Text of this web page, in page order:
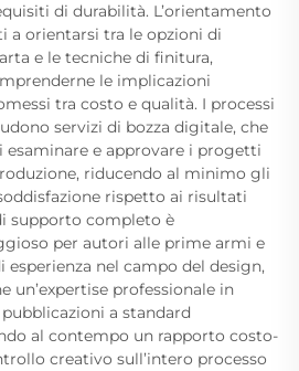
di durabilità. L’orientamento
a orientarsi tra le opzioni di
e le tecniche di finitura,
le implicazioni
tra costo e qualità. I processi
servizi di bozza digitale, che
e approvare i progetti
riducendo al minimo gli
rispetto ai risultati
supporto completo è
per autori alle prime armi e
esperienza nel campo del design,
un’expertise professionale in
a standard
al contempo un rapporto costo-
creativo sull’intero processo